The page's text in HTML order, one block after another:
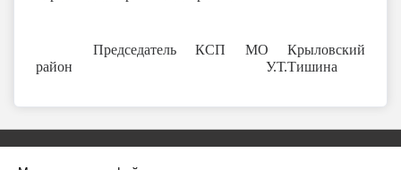
Председатель КСП МО Крыловский
район У.Т.Тишина